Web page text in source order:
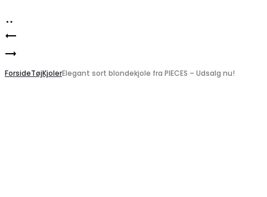
Product
navigation
støvler
Elegant
VILA
ForsideTøjKjolerElegant sort blondekjole fra PIECES – Udsalg nu!